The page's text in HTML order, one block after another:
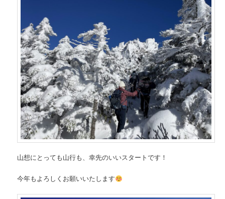
山想にとっても山行も、幸先のいいスタートです！
今年もよろしくお願いいたします